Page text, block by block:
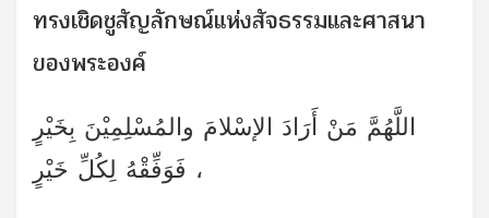
ทรงเชิดชูสัญลักษณ์แห่งสัจธรรมและศาสนา
ของพระองค์
اللَّهُمَّ مَنْ أَرَادَ الإسْلامَ والمُسْلِمِيْنَ بِخَيْرٍ
فَوَفِّقْهُ لِكُلِّ خَيْرٍ ،